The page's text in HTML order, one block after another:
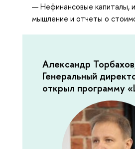
Нефинансовые капиталы,
мышление и отчеты о
Александр
Генеральный
открыл программу